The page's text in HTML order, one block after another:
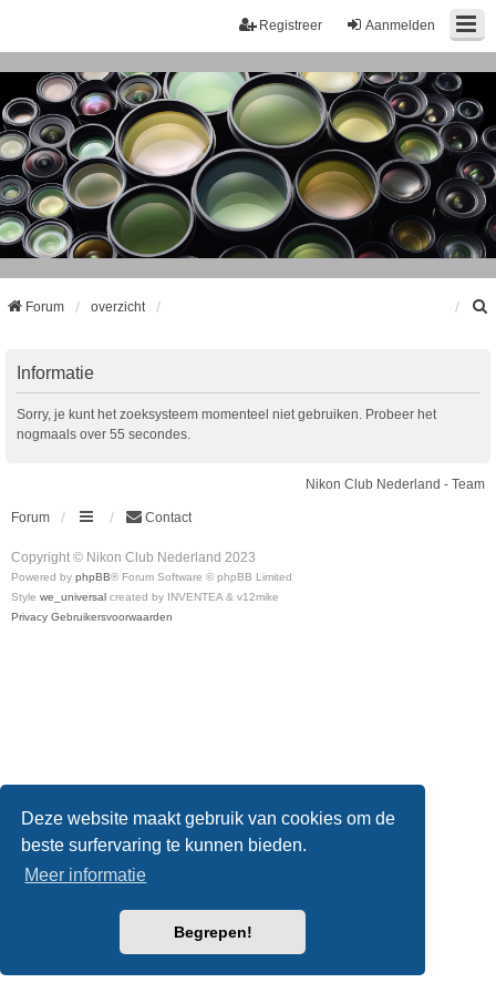
Deze website maakt gebruik van cookies om de
beste surfervaring te kunnen bieden.
Meer informatie
Begrepen!
Aanmelden
Registreer
Forum overzicht
Informatie
Sorry, je kunt het zoeksysteem momenteel niet gebruiken. Probeer het
nogmaals over 55 secondes.
Nikon Club Nederland - Team
Forum Contact
Copyright © Nikon Club Nederland 2023
Powered by phpBB® Forum Software © phpBB Limited
Style we_universal created by INVENTEA & v12mike
Privacy Gebruikersvoorwaarden